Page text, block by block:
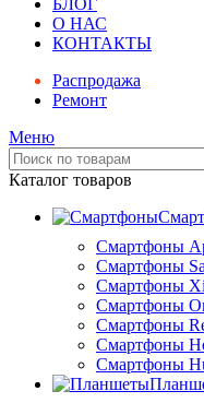
БЛОГ
О НАС
КОНТАКТЫ
Распродажа
Ремонт
Меню
Каталог товаров
Смартфоны
Смартфоны
Смартфоны
Смартфоны
Смартфоны
Смартфоны
Смартфоны